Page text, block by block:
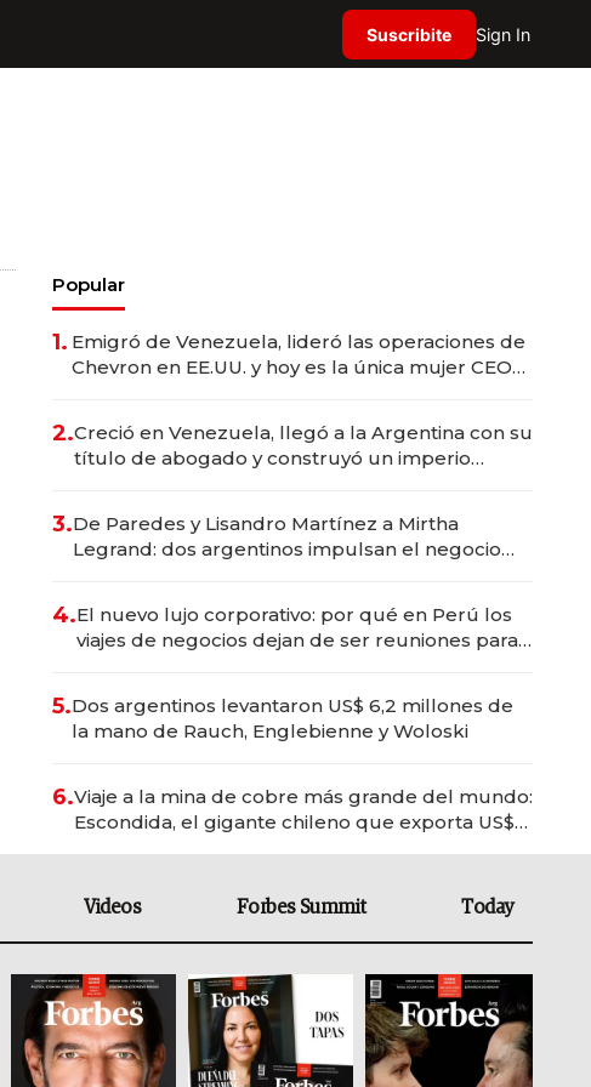
Suscribite Sign In
Popular
1. Emigró de Venezuela, lideró las operaciones de
Chevron en EE.UU. y hoy es la única mujer CEO
2.Creció en Venezuela, llegó a la Argentina con su
título de abogado y construyó un imperio
3.De Paredes y Lisandro Martínez a Mirtha
Legrand: dos argentinos impulsan el negocio
4.El nuevo lujo corporativo: por qué en Perú los
viajes de negocios dejan de ser reuniones para
5.Dos argentinos levantaron US$ 6,2 millones de
la mano de Rauch, Englebienne y Woloski
6.Viaje a la mina de cobre más grande del mundo:
Escondida, el gigante chileno que exporta US$
Videos Forbes Summit Today